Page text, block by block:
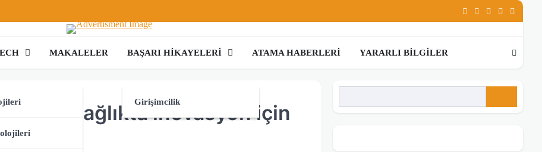
Linkedin
Facebook
Instagram
Youtube
Twitter
MAKALELER BAŞARI HIKAYELERI
Girişimcilik
ATAMA HABERLERI YARARLI BILGILER
sağlıkta inovasyon için